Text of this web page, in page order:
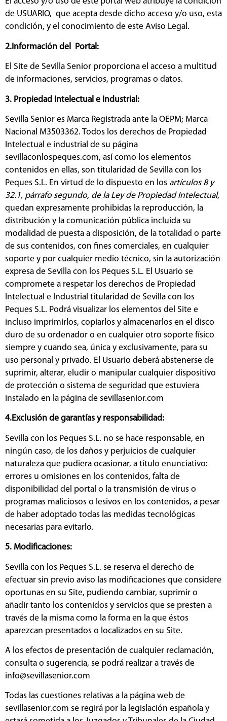
de USUARIO, que acepta desde dicho acceso y/o uso, esta
condición, y el conocimiento de este Aviso Legal.
2.Información del Portal:
El Site de Sevilla Senior proporciona el acceso a multitud
de informaciones, servicios, programas o datos.
3. Propiedad Intelectual e Industrial:
Sevilla Senior es Marca Registrada ante la OEPM; Marca
Nacional M3503362. Todos los derechos de Propiedad
Intelectual e industrial de su página
sevillaconlospeques.com, así como los elementos
contenidos en ellas, son titularidad de Sevilla con los
Peques S.L. En virtud de lo dispuesto en los artículos 8 y
32.1, párrafo segundo, de la Ley de Propiedad Intelectual,
quedan expresamente prohibidas la reproducción, la
distribución y la comunicación pública incluida su
modalidad de puesta a disposición, de la totalidad o parte
de sus contenidos, con fines comerciales, en cualquier
soporte y por cualquier medio técnico, sin la autorización
expresa de Sevilla con los Peques S.L. El Usuario se
compromete a respetar los derechos de Propiedad
Intelectual e Industrial titularidad de Sevilla con los
Peques S.L. Podrá visualizar los elementos del Site e
incluso imprimirlos, copiarlos y almacenarlos en el disco
duro de su ordenador o en cualquier otro soporte físico
siempre y cuando sea, única y exclusivamente, para su
uso personal y privado. El Usuario deberá abstenerse de
suprimir, alterar, eludir o manipular cualquier dispositivo
de protección o sistema de seguridad que estuviera
instalado en la página de sevillasenior.com
4.Exclusión de garantías y responsabilidad:
Sevilla con los Peques S.L. no se hace responsable, en
ningún caso, de los daños y perjuicios de cualquier
naturaleza que pudiera ocasionar, a título enunciativo:
errores u omisiones en los contenidos, falta de
disponibilidad del portal o la transmisión de virus o
programas maliciosos o lesivos en los contenidos, a pesar
de haber adoptado todas las medidas tecnológicas
necesarias para evitarlo.
5. Modificaciones:
Sevilla con los Peques S.L. se reserva el derecho de
efectuar sin previo aviso las modificaciones que considere
oportunas en su Site, pudiendo cambiar, suprimir o
añadir tanto los contenidos y servicios que se presten a
través de la misma como la forma en la que éstos
aparezcan presentados o localizados en su Site.
A los efectos de presentación de cualquier reclamación,
consulta o sugerencia, se podrá realizar a través de
info@sevillasenior.com
Todas las cuestiones relativas a la página web de
sevillasenior.com se regirá por la legislación española y